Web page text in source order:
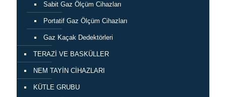
Sabit Gaz Ölçüm Cihazları
Portatif Gaz Ölçüm Cihazları
Gaz Kaçak Dedektörleri
TERAZİ VE BASKÜLLER
NEM TAYİN CİHAZLARI
KÜTLE GRUBU